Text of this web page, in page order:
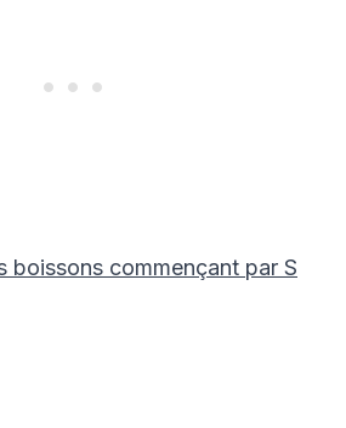
boissons commençant par S